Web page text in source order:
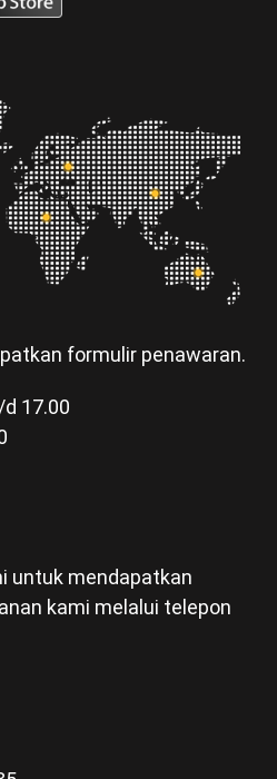
formulir penawaran.
17.00
untuk mendapatkan
kami melalui telepon